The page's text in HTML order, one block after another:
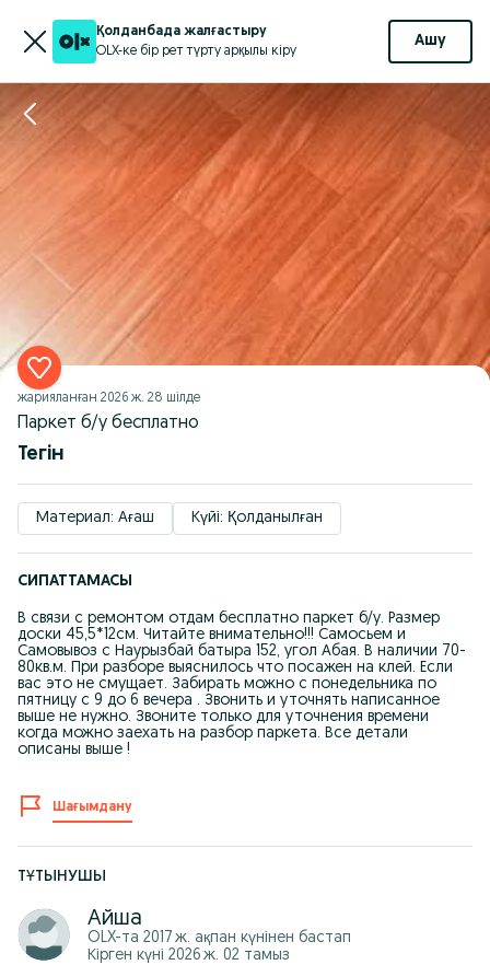
Қолданбада жалғастыру
OLX-ке бір рет түрту арқылы кіру
Ашу
жарияланған 2026 ж. 28 шілде
Паркет б/у бесплатно
Тегін
Материал: Ағаш Күйі: Қолданылған
СИПАТТАМАСЫ
В связи с ремонтом отдам бесплатно паркет б/у. Размер
доски 45,5*12см. Читайте внимательно!!! Самосьем и
Самовывоз с Наурызбай батыра 152, угол Абая. В наличии 70-
80кв.м. При разборе выяснилось что посажен на клей. Если
вас это не смущает. Забирать можно с понедельника по
пятницу с 9 до 6 вечера . Звонить и уточнять написанное
выше не нужно. Звоните только для уточнения времени
когда можно заехать на разбор паркета. Все детали
описаны выше !
Шағымдану
ТҰТЫНУШЫ
Айша
OLX-та 2017 ж. ақпан күнінен бастап
Кірген күні 2026 ж. 02 тамыз